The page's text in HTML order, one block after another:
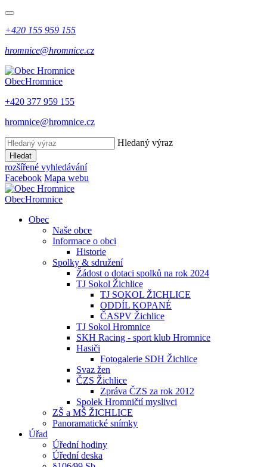
+420 155 959 155
hromnice@hromnice.cz
ObecHromnice
+420 377 959 155
hromnice@hromnice.cz
Hledaný výraz
Hledat
rozšířené vyhledávání
Facebook Mapa webu
ObecHromnice
Obec
Naše obce
Informace o obci
Historie
Spolky & sdružení
Žádost o dotaci spolků na rok 2024
TJ Sokol Žichlice
TJ SOKOL ŽICHLICE
ODDÍL KOPANÉ
ČASPV Žichlice
TJ Sokol Hromnice
SKH Racing - sport klub Hromnice
Hasiči
Fotogalerie SDH Žichlice
Svaz žen
ČZS Žichlice
Zpráva ČZS za rok 2012
Spolek Hromničtí myslivci
ZŠ a MŠ ŽICHLICE
Panoramatické snímky
Úřad
Úřední hodiny
Úřední deska